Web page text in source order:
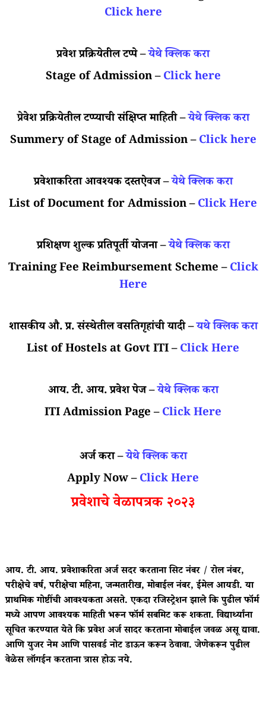
Click here
प्रवेश प्रक्रियेतील टप्पे –येथे क्लिक करा
Stage of Admission –Click here
प्रेवेश प्रक्रियेतील टप्प्याची संक्षिप्त माहिती –येथे क्लिक करा
Summery of Stage of Admission –Click here
प्रवेशाकरिता आवश्यक दस्तऐवज –येथे क्लिक करा
List of Document for Admission –Click Here
प्रशिक्षण शुल्क प्रतिपूर्ती योजना –येथे क्लिक करा
Training Fee Reimbursement Scheme – Click
Here
शासकीय औ. प्र. संस्थेतील वसतिगृहांची यादी –यथे क्लिक करा
List of Hostels at Govt ITI –Click Here
आय. टी. आय. प्रवेश पेज –येथे क्लिक करा
ITI Admission Page –Click Here
अर्ज करा –येथे क्लिक करा
Apply Now –Click Here
प्रवेशाचे वेळापत्रक २०२३
आय. टी. आय. प्रवेशाकरिता अर्ज सदर करताना सिट नंबर / रोल नंबर,
परीक्षेचे वर्ष, परीक्षेचा महिना, जन्मतारीख, मोबाईल नंबर, ईमेल आयडी. या
प्राथमिक गोष्टींची आवश्यकता असते. एकदा रजिस्ट्रेशन झाले कि पुढील फॉर्म
मध्ये आपण आवश्यक माहिती भरून फॉर्म सबमिट करू शकता. विद्यार्थ्यांना
सूचित करण्यात येते कि प्रवेश अर्ज सादर करताना मोबाईल जवळ असू द्यावा.
आणि युजर नेम आणि पासवर्ड नोट डाऊन करून ठेवावा. जेणेकरून पुढील
वेळेस लॉगईन करताना त्रास होऊ नये.